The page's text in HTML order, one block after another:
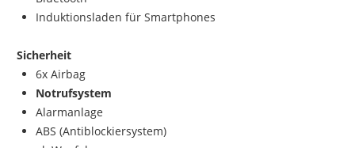
Induktionsladen für Smartphones
Sicherheit
6x Airbag
Notrufsystem
Alarmanlage
ABS (Antiblockiersystem)